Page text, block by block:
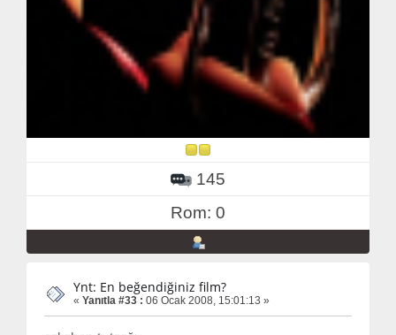
145
Rom: 0
Ynt: En beğendiğiniz film?
« Yanıtla #33 : 06 Ocak 2008, 15:01:13 »